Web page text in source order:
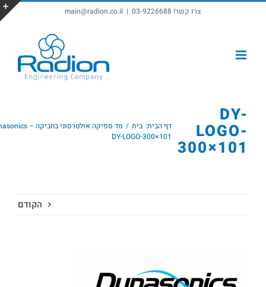
צרו קשר! 03-9226688 |
main@radion.co.il
DY-
LOGO-
300×101
דף הבית: בית
מד ספיקה אולטרסוני בחביקה – Badger Dynasonics
DY-LOGO-300×101
הקודם